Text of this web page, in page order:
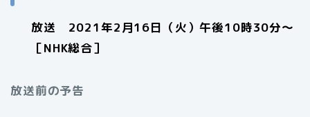
放送 2021年2月16日（火）午後10時30分〜
［NHK総合］
放送前の予告